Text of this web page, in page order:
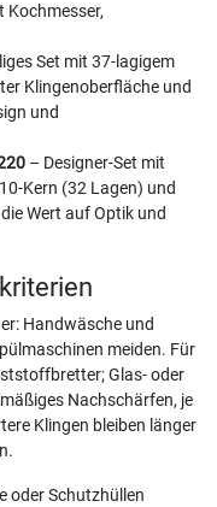
Kochmesser,
Set mit 37-lagigem
Klingenoberfläche und
und
– Designer-Set mit
Kern (32 Lagen) und
Wert auf Optik und
Handwäsche und
meiden. Für
Glas- oder
Nachschärfen, je
Klingen bleiben länger
oder Schutzhüllen